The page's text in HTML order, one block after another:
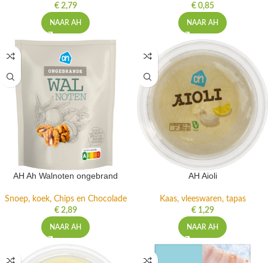
€2,79
NAAR AH
€0,85
NAAR AH
AH Ah Walnoten ongebrand
Snoep, koek, Chips en Chocolade
€2,89
NAAR AH
AH Aioli
Kaas, vleeswaren, tapas
€1,29
NAAR AH